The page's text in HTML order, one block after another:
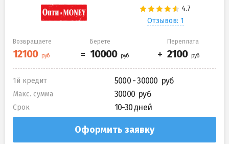
Отзывов: 1
Возвращаете Берете Переплата
1й кредит 5000 - 30000
Макс. сумма 30000
Срок 10-30 дней
Оформить заявку